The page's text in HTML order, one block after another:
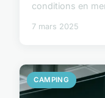
conditions en
7 mars 2025
CAMPING